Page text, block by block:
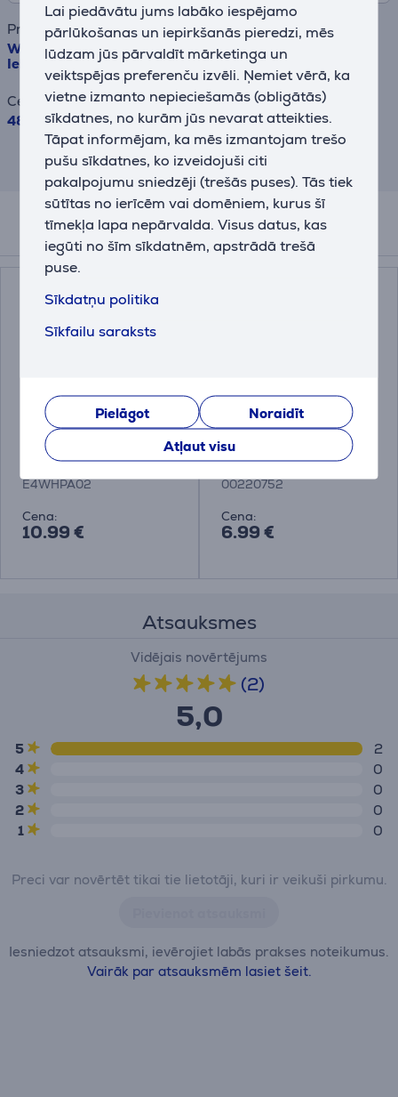
Lai piedāvātu jums labāko iespējamo
pārlūkošanas un iepirkšanās pieredzi, mēs
lūdzam jūs pārvaldīt mārketinga un
veiktspējas preferenču izvēli. Ņemiet vērā, ka
vietne izmanto nepieciešamās (obligātās)
sīkdatnes, no kurām jūs nevarat atteikties.
Tāpat informējam, ka mēs izmantojam trešo
pušu sīkdatnes, ko izveidojuši citi
pakalpojumu sniedzēji (trešās puses). Tās tiek
sūtītas no ierīcēm vai domēniem, kurus šī
tīmekļa lapa nepārvalda. Visus datus, kas
iegūti no šīm sīkdatnēm, apstrādā trešā
puse.
Sīkdatņu politika
Sīkfailu saraksts
Pielāgot
Noraidīt
Atļaut visu
Preces nosaukums
Whirlpool, 7/5 kg, dziļums 54.5 cm, 1400 apgr/min. -
Iebūvējama veļas mazgājamā mašīna ar žāvētāju
Cena
489.99 €
Rezultāts ir informatīvs un veikts,
balstoties uz aptuvenu aprēķinu.
Papildus aksesuāri
Paliktņi pret vibrāciju,
Electrolux / 4 gab
E4WHPA02
Cena:
10.99 €
Xavax, 4 gab., balta -
Paliktņi pret vibrāciju
00220752
Cena:
6.99 €
Atsauksmes
Vidējais novērtējums
(2)
5,0
5
2
4
0
3
0
2
0
1
0
Preci var novērtēt tikai tie lietotāji, kuri ir veikuši pirkumu.
Iesniedzot atsauksmi, ievērojiet labās prakses noteikumus.
Vairāk par atsauksmēm lasiet šeit.